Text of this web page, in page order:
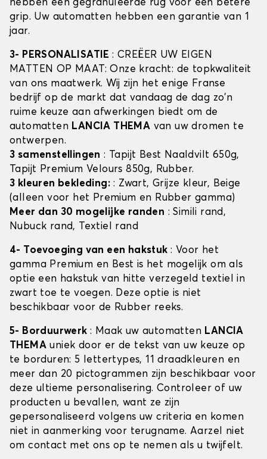
hebben een gegranuleerde rug voor een betere
grip. Uw automatten hebben een garantie van 1
jaar.
3- PERSONALISATIE: CREËER UW EIGEN
MATTEN OP MAAT: Onze kracht: de topkwaliteit
van ons maatwerk. Wij zijn het enige Franse
bedrijf op de markt dat vandaag de dag zo'n
ruime keuze aan afwerkingen biedt om de
automatten LANCIA THEMA van uw dromen te
ontwerpen.
3 samenstellingen : Tapijt Best Naaldvilt 650g,
Tapijt Premium Velours 850g, Rubber.
3 kleuren bekleding: : Zwart, Grijze kleur, Beige
(alleen voor het Premium en Rubber gamma)
Meer dan 30 mogelijke randen : Simili rand,
Nubuck rand, Textiel rand
4- Toevoeging van een hakstuk : Voor het
gamma Premium en Best is het mogelijk om als
optie een hakstuk van hitte verzegeld textiel in
zwart toe te voegen. Deze optie is niet
beschikbaar voor de Rubber reeks.
5- Borduurwerk : Maak uw automatten LANCIA
THEMA uniek door er de tekst van uw keuze op
te borduren: 5 lettertypes, 11 draadkleuren en
meer dan 20 pictogrammen zijn beschikbaar voor
deze ultieme personalisering. Controleer of uw
producten u bevallen, want ze zijn
gepersonaliseerd volgens uw criteria en komen
niet in aanmerking voor terugname. Aarzel niet
om contact met ons op te nemen als u twijfelt.